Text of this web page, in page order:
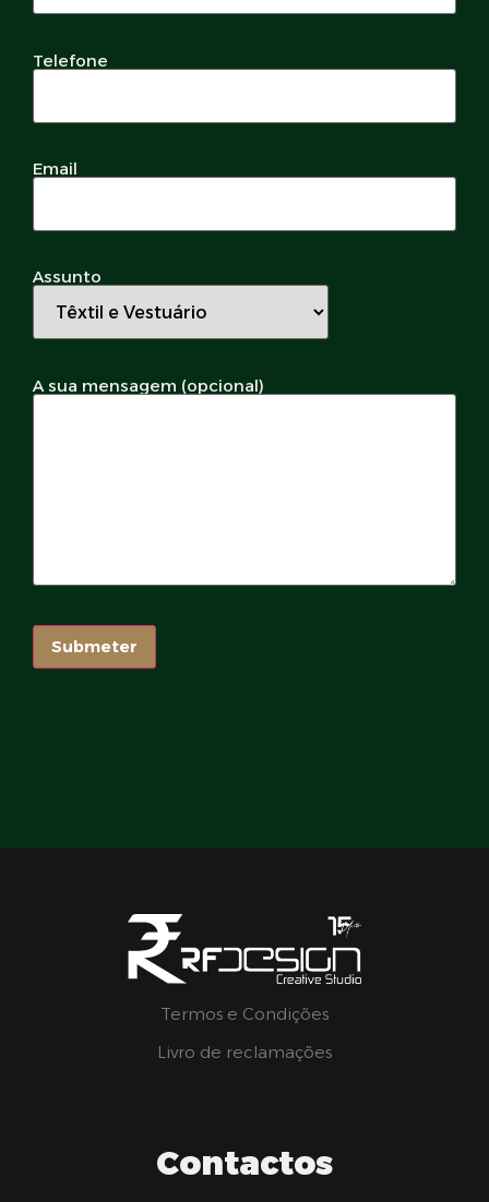
Telefone
Email
Assunto
A sua mensagem (opcional)
Termos e Condições
Livro de reclamações
Contactos